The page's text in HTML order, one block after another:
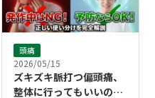
頭痛
2026/05/15
ズキズキ脈打つ偏頭痛、
整体に行ってもいいの？